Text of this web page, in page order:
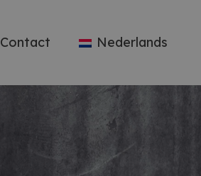
Contact Nederlands